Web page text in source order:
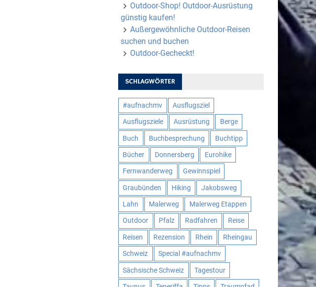
Outdoor-Shop! Outdoor-Ausrüstung
günstig kaufen!
Außergewöhnliche Outdoor-Reisen
suchen und buchen
Outdoor-Gecheckt!
SCHLAGWÖRTER
#aufnachmv Ausflugsziel
Ausflugsziele Ausrüstung Berge
Buch Buchbesprechung Buchtipp
Bücher Donnersberg Eurohike
Fernwanderweg Gewinnspiel
Graubünden Hiking Jakobsweg
Lahn Malerweg Malerweg Etappen
Outdoor Pfalz Radfahren Reise
Reisen Rezension Rhein Rheingau
Schweiz Special #aufnachmv
Sächsische Schweiz Tagestour